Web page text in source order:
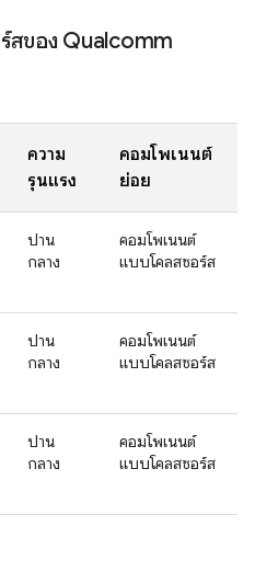
สของ Qualcomm
ความ
รุนแรง
คอมโพเนนต์
ย่อย
ปาน
กลาง
คอมโพเนนต์
แบบโคลสซอร์ส
ปาน
กลาง
คอมโพเนนต์
แบบโคลสซอร์ส
ปาน
กลาง
คอมโพเนนต์
แบบโคลสซอร์ส